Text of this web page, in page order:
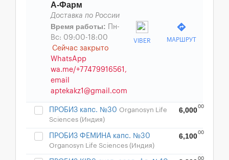
А-Фарм
Доставка по России
Время работы:
Пн-
Вс: 09:00-18:00
Сейчас закрыто
WhatsApp
wa.me/+77479916561,
email
aptekakz1@gmail.com
VIBER
directions
МАРШРУТ
ПРОБИЗ капс. №30 Organosyn Life
Sciences (Индия)
6,00000
ПРОБИЗ ФЕМИНА капс. №30
Organosyn Life Sciences (Индия)
6,10000
00